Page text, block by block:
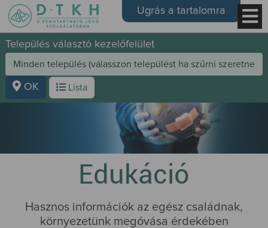
Ugrás a tartalomra
Település választó kezelőfelület
OK Lista
Edukáció
Hasznos információk az egész családnak,
környezetünk megóvása érdekében